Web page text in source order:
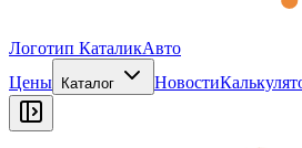
Логотип КаталикАвто
Цены
Каталог Новости